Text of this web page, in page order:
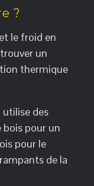
?
le froid en
un
thermique
utilise des
bois pour un
pour le
de la